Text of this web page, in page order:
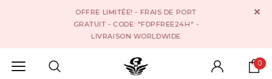
OFFRE LIMITÉE! - FRAIS DE PORT
GRATUIT - CODE: "FDPFREE24H" -
LIVRAISON WORLDWIDE
0